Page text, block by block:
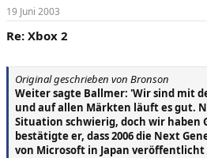
19 Juni 2003
Re: Xbox 2
Original geschrieben von Bronson
Weiter sagte Ballmer: 'Wir sind mit
und auf allen Märkten läuft es gut.
Situation schwierig, doch wir haben
bestätigte er, dass 2006 die Next
von Microsoft in Japan veröffentlicht